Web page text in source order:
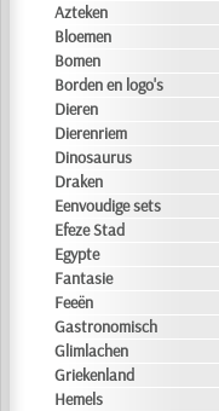
Azteken
Bloemen
Bomen
Borden en logo's
Dieren
Dierenriem
Dinosaurus
Draken
Eenvoudige sets
Efeze Stad
Egypte
Fantasie
Feeën
Gastronomisch
Glimlachen
Griekenland
Hemels